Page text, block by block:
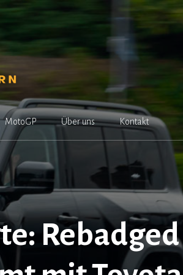
MotoGP Über uns Kontakt
Rebadged